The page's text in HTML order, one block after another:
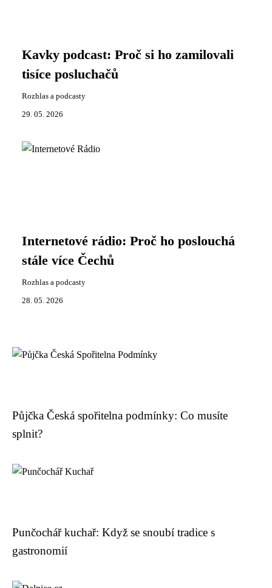
Kavky podcast: Proč si ho zamilovali
tisíce posluchačů
Rozhlas a podcasty
29. 05. 2026
Internetové rádio: Proč ho poslouchá
stále více Čechů
Rozhlas a podcasty
28. 05. 2026
Půjčka Česká spořitelna podmínky: Co musíte
splnit?
Punčochář kuchař: Když se snoubí tradice s
gastronomií